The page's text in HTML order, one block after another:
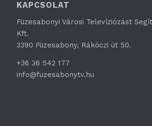
KAPCSOLAT
Füzesabonyi Városi Televíziózást
Kft.
3390 Füzesabony, Rákóczi út 50.
+36 36 542 177
info@fuzesabonytv.hu